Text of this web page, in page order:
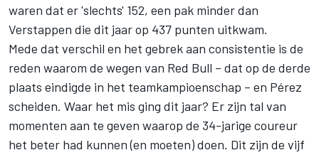
waren dat er 'slechts' 152, een pak minder dan
Verstappen die dit jaar op 437 punten uitkwam.
Mede dat verschil en het gebrek aan consistentie is de
reden waarom de wegen van Red Bull – dat op de derde
plaats eindigde in het teamkampioenschap – en Pérez
scheiden. Waar het mis ging dit jaar? Er zijn tal van
momenten aan te geven waarop de 34-jarige coureur
het beter had kunnen (en moeten) doen. Dit zijn de vijf